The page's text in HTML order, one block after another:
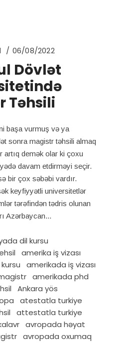
06/08/2022
Dövlət
Təhsili
başa vurmuş və ya
sonra magistr təhsili almaq
artıq demək olar ki çoxu
davam etdirməyi seçir.
bir çox səbəbi vardır.
keyfiyyətli universitetlər
tərəfindən tədris olunan
Azərbaycan
dil kursu
amerika iş vizası
amerikada iş vizası
amerikada phd
Ankara yös
atestatla turkiye
attestatla turkiye
avropada həyat
avropada oxumaq